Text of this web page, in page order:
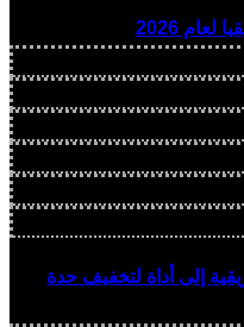
إلى أداة لتخفيف حدة